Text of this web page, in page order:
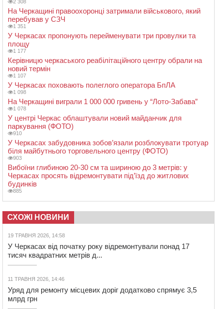
2 308
На Черкащині правоохоронці затримали військового, який
перебував у СЗЧ
1 351
У Черкасах пропонують перейменувати три провулки та
площу
1 177
Керівницю черкаського реабілітаційного центру обрали на
новий термін
1 107
У Черкасах поховають полеглого оператора БпЛА
1 098
На Черкащині виграли 1 000 000 гривень у “Лото-Забава”
1 078
У центрі Черкас облаштували новий майданчик для
паркування (ФОТО)
910
У Черкасах забудовника зобов’язали розблокувати тротуар
біля майбутнього торговельного центру (ФОТО)
903
Вибоїни глибиною 20-30 см та шириною до 3 метрів: у
Черкасах просять відремонтувати під’їзд до житлових
будинків
885
СХОЖІ НОВИНИ
19 ТРАВНЯ 2026, 14:58
У Черкасах від початку року відремонтували понад 17
тисяч квадратних метрів д...
11 ТРАВНЯ 2026, 14:46
Уряд для ремонту місцевих доріг додатково спрямує 3,5
млрд грн